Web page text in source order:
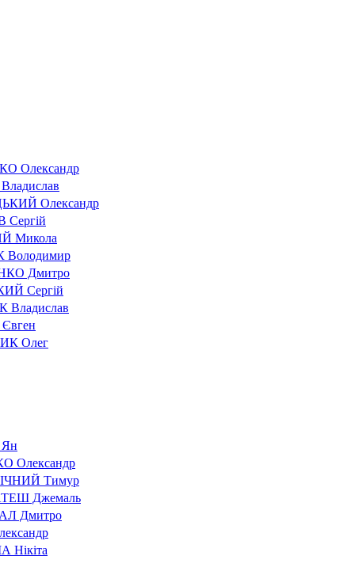
Олександр
Олександр
Микола
Дмитро
Сергій
Владислав
Олег
Олександр
Тимур
Джемаль
Дмитро
Нікіта